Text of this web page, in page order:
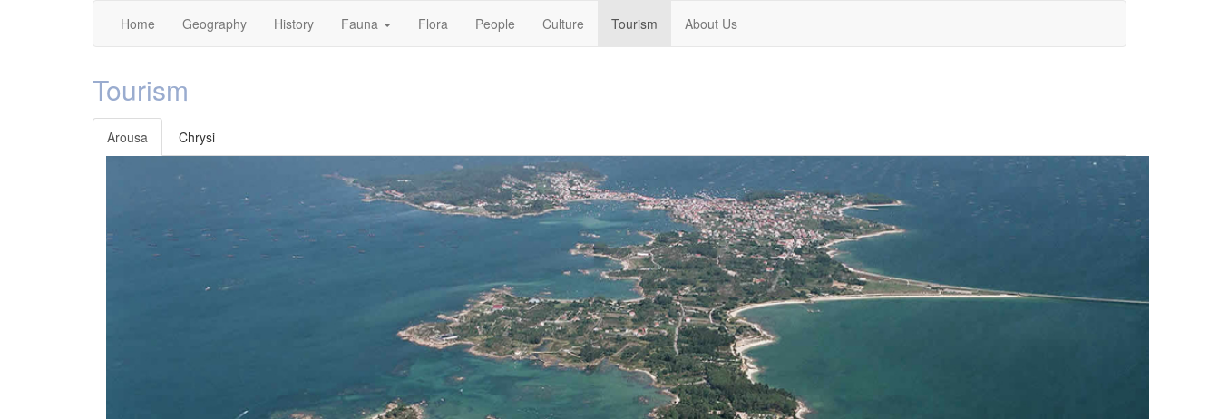
Home Geography History Fauna Flora People Culture Tourism About Us
Tourism
Arousa Chrysi